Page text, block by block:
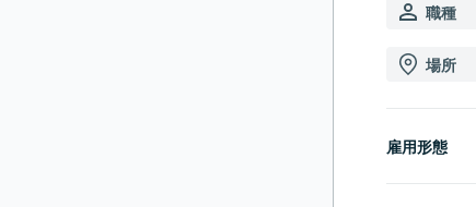
職種
場所
雇用形態